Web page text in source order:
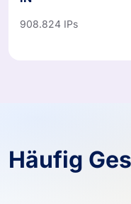
908.824 IPs
Häufig